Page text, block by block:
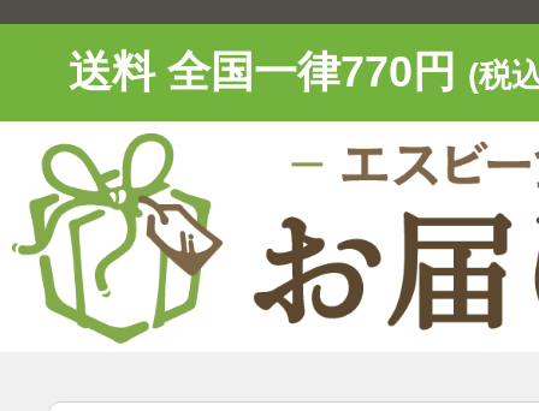
送料 全国一律770円 (税